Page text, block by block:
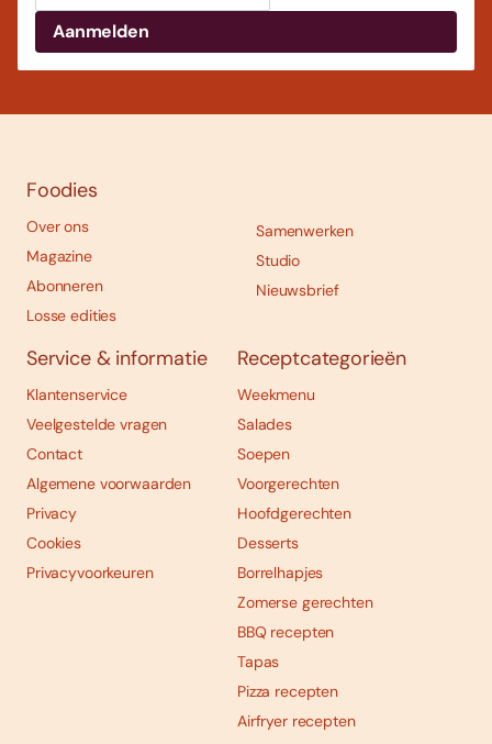
Foodies
Over ons
Magazine
Abonneren
Losse edities
Samenwerken
Studio
Nieuwsbrief
Service & informatie
Klantenservice
Veelgestelde vragen
Contact
Algemene voorwaarden
Privacy
Cookies
Privacyvoorkeuren
Receptcategorieën
Weekmenu
Salades
Soepen
Voorgerechten
Hoofdgerechten
Desserts
Borrelhapjes
Zomerse gerechten
BBQ recepten
Tapas
Pizza recepten
Airfryer recepten